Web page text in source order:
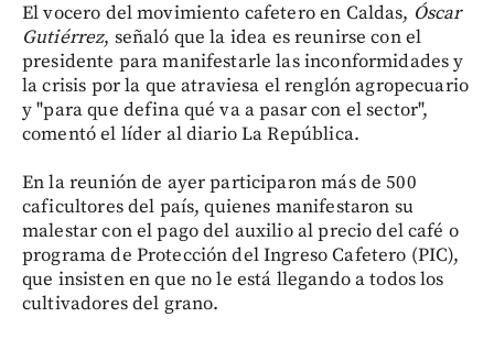
El vocero del movimiento cafetero en Caldas, Óscar
Gutiérrez, señaló que la idea es reunirse con el
presidente para manifestarle las inconformidades y
la crisis por la que atraviesa el renglón agropecuario
y "para que defina qué va a pasar con el sector",
comentó el líder al diario La República.
En la reunión de ayer participaron más de 500
caficultores del país, quienes manifestaron su
malestar con el pago del auxilio al precio del café o
programa de Protección del Ingreso Cafetero (PIC),
que insisten en que no le está llegando a todos los
cultivadores del grano.